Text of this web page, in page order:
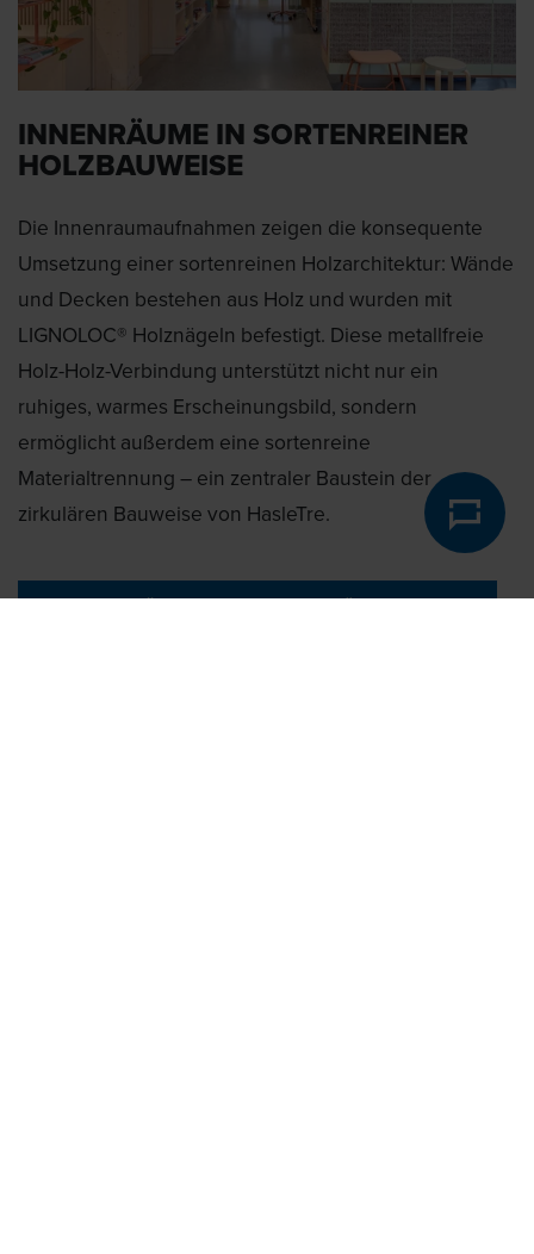
INNENRÄUME IN SORTENREINER
HOLZBAUWEISE
Die Innenraumaufnahmen zeigen die konsequente
Umsetzung einer sortenreinen Holzarchitektur: Wände
und Decken bestehen aus Holz und wurden mit
LIGNOLOC® Holznägeln befestigt. Diese metallfreie
Holz-Holz-Verbindung unterstützt nicht nur ein
ruhiges, warmes Erscheinungsbild, sondern
ermöglicht außerdem eine sortenreine
Materialtrennung – ein zentraler Baustein der
zirkulären Bauweise von HasleTre.